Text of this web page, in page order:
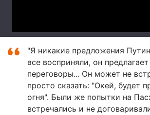
"Я никакие предложения
все восприняли, он
переговоры... Он может не
просто сказать: "Окей, будет
огня". Были же попытки на
встречались и не